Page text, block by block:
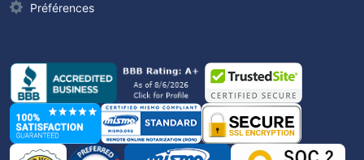
Préférences